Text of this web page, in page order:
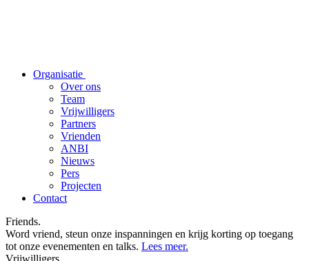
Organisatie
Over ons
Team
Vrijwilligers
Partners
Vrienden
ANBI
Nieuws
Pers
Projecten
Contact
Friends.
Word vriend, steun onze inspanningen en krijg korting op toegang
tot onze evenementen en talks. Lees meer.